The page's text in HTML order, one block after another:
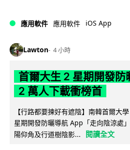
應用軟件 應用軟件 iOS App
Lawton 4 小時
首爾大生 2 星期開發防
2 萬人下載衝榜首
【行路都要揀好有遮陰】南韓首爾大
星期開發防曬導航 App「走向陰涼處
陽仰角及行道樹陰影...
閱讀全文